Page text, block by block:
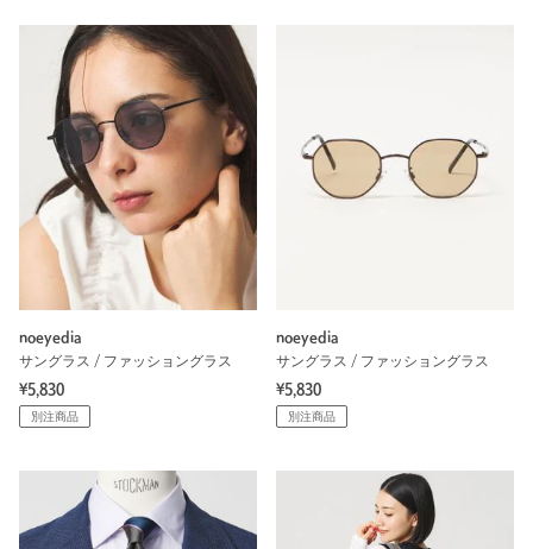
noeyedia
サングラス / ファッショングラス
¥5,830
別注商品
noeyedia
サングラス / ファッショングラス
¥5,830
別注商品